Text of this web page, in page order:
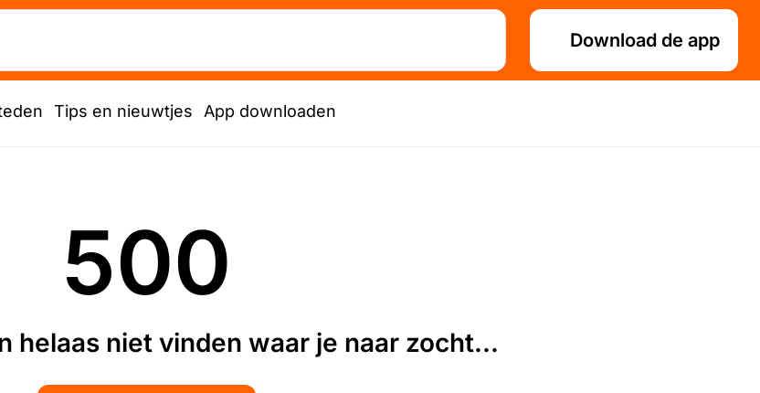
Download de app
Tips en nieuwtjes App downloaden
500
helaas niet vinden waar je naar zocht...